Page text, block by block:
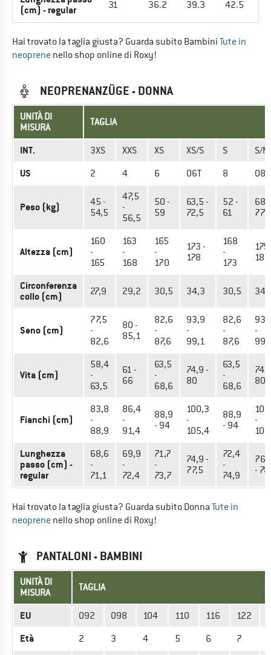
(cm) - regular
31 36.2 39.3 42.5
Hai trovato la taglia giusta? Guarda subito Bambini Tute in
neoprene nello shop online di Roxy!
NEOPRENANZÜGE - DONNA
UNITÀ DI
MISURA
TAGLIA
INT. 3XS XXS XS XS/S S S/M
US 2 4 6 06T 8 08T
Peso (kg)
45 -
54,5
47,5
-
56,5
50 -
59
63,5 -
72,5
52 -
61
68 -
77
Altezza (cm)
160
-
165
163
-
168
165
-
170
173 -
178
168
-
173
175
180
Circonferenza
collo (cm)
27,9 29,2 30,5 34,3 30,5
Seno (cm)
77,5
-
82,6
80 -
85,1
82,6
-
87,6
93,9
-
99,1
82,6
-
87,6
-
Vita (cm)
58,4
-
63,5
61 -
66
63,5
-
68,6
74,9 -
80
63,5
-
68,6
80
Fianchi (cm)
83,8
-
88,9
86,4
-
91,4
88,9
- 94
100,3
-
105,4
88,9
- 94
-
Lunghezza
passo (cm) -
regular
68,6
-
71,1
69,9
-
72,4
71,7
-
73,7
74,9 -
77,5
72,4
-
74,9
-
Hai trovato la taglia giusta? Guarda subito Donna Tute in
neoprene nello shop online di Roxy!
PANTALONI - BAMBINI
UNITÀ DI
MISURA
TAGLIA
EU 092 098 104 110 116 122
Età 2 3 4 5 6 7